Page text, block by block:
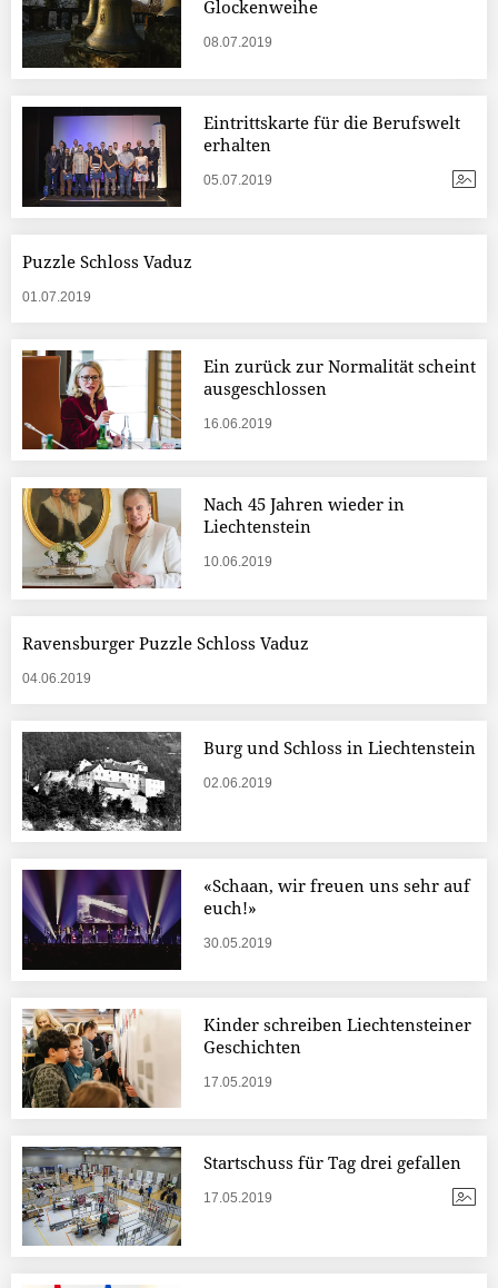
Glockenweihe
08.07.2019
Eintrittskarte für die Berufswelt
erhalten
05.07.2019
Puzzle Schloss Vaduz
01.07.2019
Ein zurück zur Normalität scheint
ausgeschlossen
16.06.2019
Nach 45 Jahren wieder in
Liechtenstein
10.06.2019
Ravensburger Puzzle Schloss Vaduz
04.06.2019
Burg und Schloss in Liechtenstein
02.06.2019
«Schaan, wir freuen uns sehr auf
euch!»
30.05.2019
Kinder schreiben Liechtensteiner
Geschichten
17.05.2019
Startschuss für Tag drei gefallen
17.05.2019